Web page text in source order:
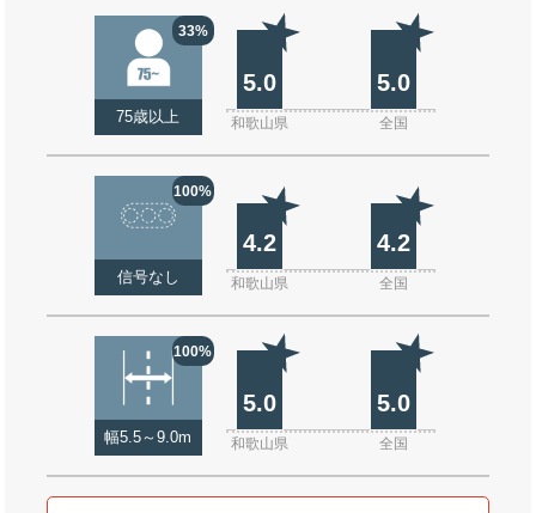
33%
75歳以上
5.0 5.0
和歌山県 全国
100%
信号なし
4.2 4.2
和歌山県 全国
100%
幅5.5～9.0m
5.0 5.0
和歌山県 全国